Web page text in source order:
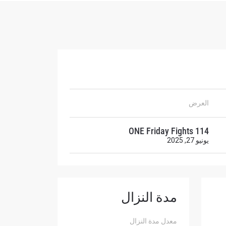
العرض
ONE Friday Fights 114
يونيو 27, 2025
مدة النزال
معدل مدة النزال
في